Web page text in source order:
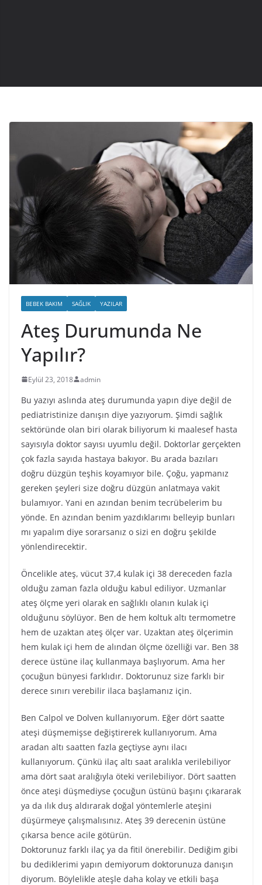
BEBEK BAKIM SAĞLIK YAZILAR
Ateş Durumunda Ne
Yapılır?
Eylül 23, 2018 admin
Bu yazıyı aslında ateş durumunda yapın diye değil de
pediatristinize danışın diye yazıyorum. Şimdi sağlık
sektöründe olan biri olarak biliyorum ki maalesef hasta
sayısıyla doktor sayısı uyumlu değil. Doktorlar gerçekten
çok fazla sayıda hastaya bakıyor. Bu arada bazıları
doğru düzgün teşhis koyamıyor bile. Çoğu, yapmanız
gereken şeyleri size doğru düzgün anlatmaya vakit
bulamıyor. Yani en azından benim tecrübelerim bu
yönde. En azından benim yazdıklarımı belleyip bunları
mı yapalım diye sorarsanız o sizi en doğru şekilde
yönlendirecektir.
Öncelikle ateş, vücut 37,4 kulak içi 38 dereceden fazla
olduğu zaman fazla olduğu kabul ediliyor. Uzmanlar
ateş ölçme yeri olarak en sağlıklı olanın kulak içi
olduğunu söylüyor. Ben de hem koltuk altı termometre
hem de uzaktan ateş ölçer var. Uzaktan ateş ölçerimin
hem kulak içi hem de alından ölçme özelliği var. Ben 38
derece üstüne ilaç kullanmaya başlıyorum. Ama her
çocuğun bünyesi farklıdır. Doktorunuz size farklı bir
derece sınırı verebilir ilaca başlamanız için.
Ben Calpol ve Dolven kullanıyorum. Eğer dört saatte
ateşi düşmemişse değiştirerek kullanıyorum. Ama
aradan altı saatten fazla geçtiyse aynı ilacı
kullanıyorum. Çünkü ilaç altı saat aralıkla verilebiliyor
ama dört saat aralığıyla öteki verilebiliyor. Dört saatten
önce ateşi düşmediyse çocuğun üstünü başını çıkararak
ya da ılık duş aldırarak doğal yöntemlerle ateşini
düşürmeye çalışmalısınız. Ateş 39 derecenin üstüne
çıkarsa bence acile götürün.
Doktorunuz farklı ilaç ya da fitil önerebilir. Dediğim gibi
bu dediklerimi yapın demiyorum doktorunuza danışın
diyorum. Böylelikle ateşle daha kolay ve etkili başa